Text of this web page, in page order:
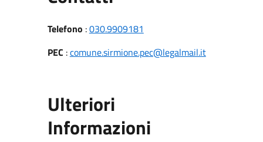
Telefono :030.9909181
PEC :comune.sirmione.pec@legalmail.it
Ulteriori
Informazioni